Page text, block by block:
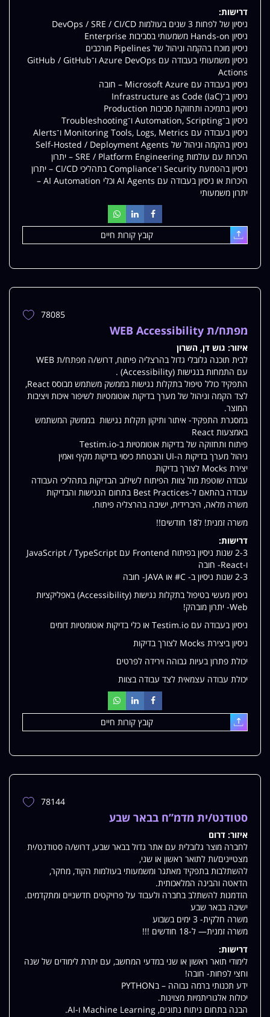
דרישות:
ניסיון של לפחות 3 שנים בעולמות DevOps / SRE / CI/CD
ניסיון Hands-on משמעותי בסביבות Enterprise
ניסיון מוכח בהקמה וניהול של Pipelines מורכבים
ניסיון משמעותי בעבודה עם Azure DevOps ו־GitHub / GitHub
Actions
ניסיון בעבודה עם Microsoft Azure – חובה
ניסיון ב־Infrastructure as Code (IaC)
ניסיון בתמיכה ותחזוקת סביבות Production
ניסיון ב־Automation, Scripting ו־Troubleshooting
ניסיון בעבודה עם Monitoring Tools, Logs, Metrics ו־Alerts
ניסיון בהקמה וניהול של Self-Hosted / Deployment Agents
היכרות עם עולמות SRE / Platform Engineering – יתרון
ניסיון בהטמעת Security ו־Compliance בתהליכי CI/CD – יתרון
היכרות או ניסיון בעבודה עם AI Agents וכלי AI Automation –
יתרון משמעותי
עלאת
קובץ קורות חיים
הוספת
78085
מפתח/ת WEB Accessibility
איזור: גוש דן, השרון
לבית תוכנה גלובלי גדול בהרצליה פיתוח, דרוש/ה מפתח/ת WEB
עם התמחות בנגישות (Accessibility) .
התפקיד כולל טיפול בתקלות נגישות בממשק משתמש מבוסס React,
לצד הקמה וניהול של מערך בדיקות אוטומטיות לשיפור איכות ויציבות
המוצר.
במסגרת התפקיד- איתור ותיקון תקלות נגישות בממשק המשתמש
באמצעות React
פיתוח ותחזוקה של בדיקות אוטומטיות ב-Testim.io
ניהול מערך בדיקות ה-UI והבטחת כיסוי בדיקות מקיף ואמין
יצירת Mocks לצורך בדיקות
עבודה שוטפת מול צוות הפיתוח לשילוב הבדיקות בתהליכי העבודה
עבודה בהתאם ל-Best Practices בתחום הנגישות והבדיקות
משרה מלאה, היברידית, ישיבה בהרצליה פיתוח.
משרה זמנית! ל18 חודשים!!
דרישות:
2-3 שנות ניסיון בפיתוח Frontend עם JavaScript / TypeScript
ו-React- חובה
2-3 שנות ניסיון ב- C# או JAVA- חובה
ניסיון מעשי בטיפול בתקלות נגישות (Accessibility) באפליקציות
Web- יתרון מובהק!
ניסיון בעבודה עם Testim.io או כלי בדיקות אוטומטיות דומים
ניסיון ביצירת Mocks לצורך בדיקות
יכולת פתרון בעיות גבוהה וירידה לפרטים
יכולת עבודה עצמאית לצד עבודה בצוות
עלאת
קובץ קורות חיים
הוספת
78144
סטודנט/ית מדמ”ח בבאר שבע
איזור: דרום
לחברה מוצר גלובלית עם אתר גדול בבאר שבע, דרוש/ה סטודנט/ית
מצטיינים/ות לתואר ראשון או שני,
להשתלבות בתפקיד מאתגר ומשמעותי בעולמות הקוד, מחקר,
הדאטה והבינה המלאכותית.
הזדמנות להשתלב בחברה ולעבוד על פרויקטים חדשניים ומתקדמים.
ישיבה בבאר שבע
משרה חלקית- 3 ימים בשבוע
משרה זמנית— ל-18 חודשים !!!
דרישות:
לימודי תואר ראשון או שני במדעי המחשב, עם יתרת לימודים של שנה
וחצי לפחות- חובה!
ידע תכנותי ברמה גבוהה – בPYTHON
יכולות אלגוריתמיות מצוינות.
הבנה בתחום ניתוח נתונים, Machine Learning ו-AI.